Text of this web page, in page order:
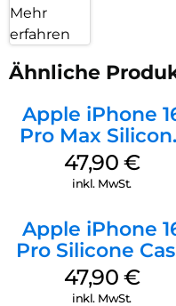
Mehr
erfahren
Ähnliche
Apple iPhone
Pro Max
Case MagSafe
Black
47,90 €
inkl. MwSt.
Apple iPhone
Pro Silicone
MagSafe Denim
47,90 €
inkl. MwSt.